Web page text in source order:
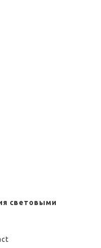
световыми